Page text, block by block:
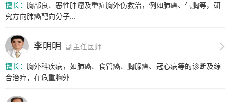
擅长： 胸部良、恶性肿瘤及重症胸外伤救治，例如肺癌、气胸等，研
究方向肺癌靶向分子...
李明明 副主任医师
擅长： 胸外科疾病，如肺癌、食管癌、胸腺癌、冠心病等的诊断及综
合治疗，在危重胸外...